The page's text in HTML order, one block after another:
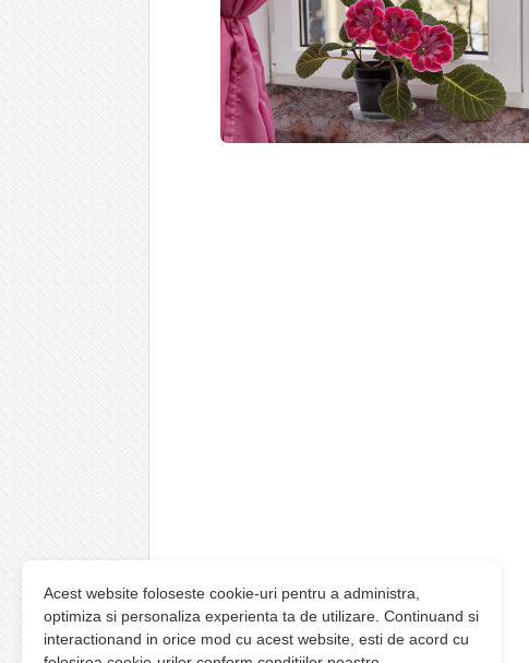
Acest website foloseste cookie-uri pentru a administra,
optimiza si personaliza experienta ta de utilizare. Continuand si
interactionand in orice mod cu acest website, esti de acord cu